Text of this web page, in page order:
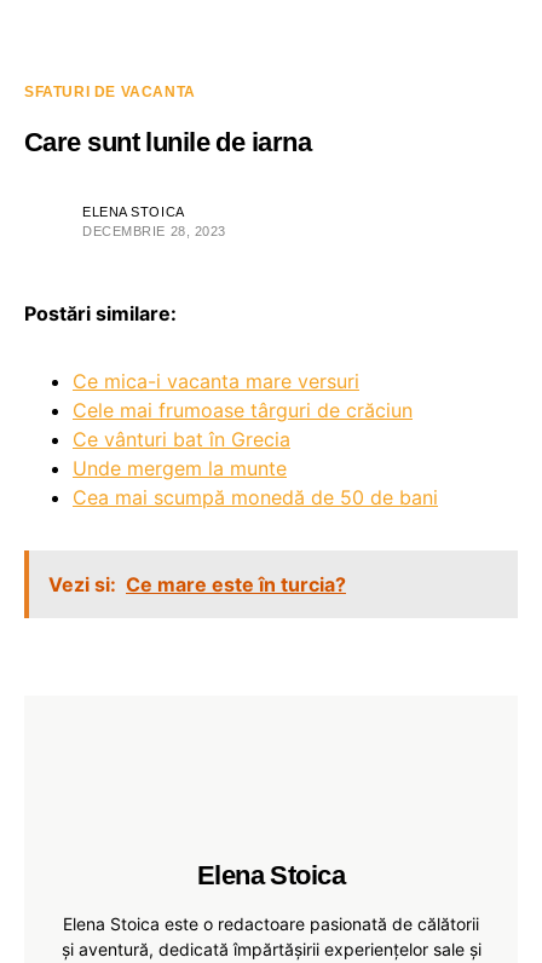
SFATURI DE VACANTA
Care sunt lunile de iarna
ELENA STOICA
DECEMBRIE 28, 2023
Postări similare:
Ce mica-i vacanta mare versuri
Cele mai frumoase târguri de crăciun
Ce vânturi bat în Grecia
Unde mergem la munte
Cea mai scumpă monedă de 50 de bani
Vezi si: Ce mare este în turcia?
Elena Stoica
Elena Stoica este o redactoare pasionată de călătorii
și aventură, dedicată împărtășirii experiențelor sale și